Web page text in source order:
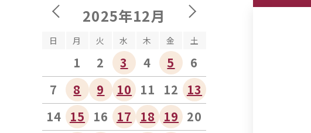
2025年12月
日 月 火 水 木 金 土
1 2 3 4 5
6
7
8 9 10 11 12
13
14 15 16 17 18 19 20